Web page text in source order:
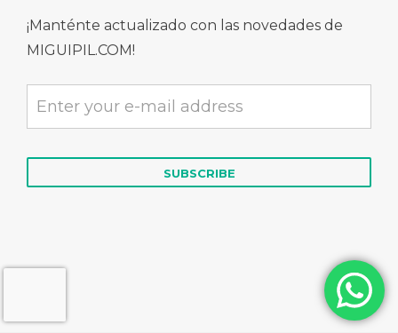
¡Manténte actualizado con las novedades de
MIGUIPIL.COM!